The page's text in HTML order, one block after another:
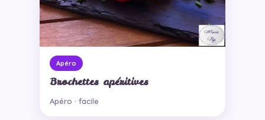
Apéro
Brochettes apéritives
Apéro · facile